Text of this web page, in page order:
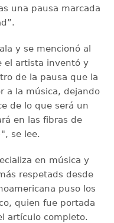
una pausa marcada
y se mencionó al
el artista inventó y
de la pausa que la
a la música, dejando
de lo que será un
en las fibras de
se lee.
en música y
respetads desde
puso los
quien fue portada
artículo completo.